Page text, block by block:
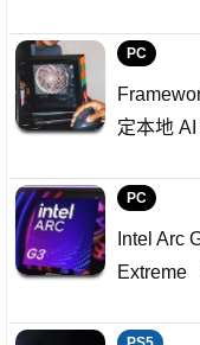
PC
定本地
PC
Intel Arc
Extreme